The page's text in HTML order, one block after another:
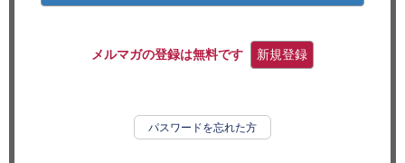
メルマガの登録は無料です 新規登録
パスワードを忘れた方